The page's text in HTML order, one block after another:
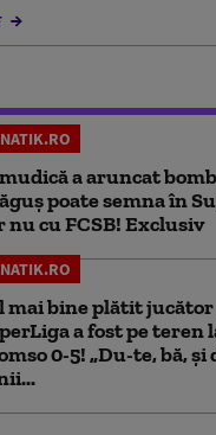
a aruncat
poate semna în
nu cu FCSB! Exclusiv
mai bine plătit
a fost pe teren
0-5! „Du-te, bă, și